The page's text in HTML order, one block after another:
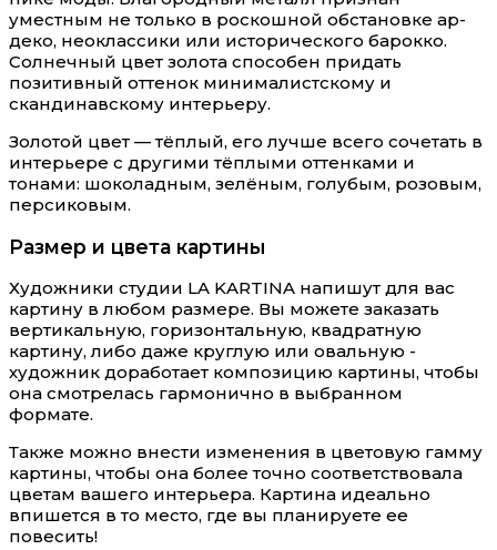
уместным не только в роскошной обстановке ар-
деко, неоклассики или исторического барокко.
Солнечный цвет золота способен придать
позитивный оттенок минималистскому и
скандинавскому интерьеру.
Золотой цвет — тёплый, его лучше всего сочетать в
интерьере с другими тёплыми оттенками и
тонами: шоколадным, зелёным, голубым, розовым,
персиковым.
Размер и цвета картины
Художники студии LA KARTINA напишут для вас
картину в любом размере. Вы можете заказать
вертикальную, горизонтальную, квадратную
картину, либо даже круглую или овальную -
художник доработает композицию картины, чтобы
она смотрелась гармонично в выбранном
формате.
Также можно внести изменения в цветовую гамму
картины, чтобы она более точно соответствовала
цветам вашего интерьера. Картина идеально
впишется в то место, где вы планируете ее
повесить!